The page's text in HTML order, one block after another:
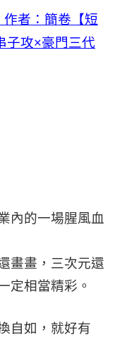
作者：簡卷【短
子攻×豪門三代
內的一場腥風血
畫畫，三次元還
定相當精彩。
自如，就好有